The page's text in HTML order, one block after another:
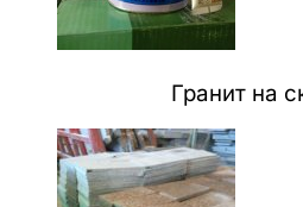
Гранит на